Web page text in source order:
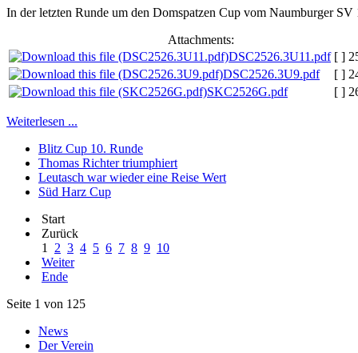
In der letzten Runde um den Domspatzen Cup vom Naumburger
Attachments:
DSC2526.3U11.pdf [ ]
DSC2526.3U9.pdf
[ ]
SKC2526G.pdf
[ ]
Weiterlesen ...
Blitz Cup 10. Runde
Thomas Richter triumphiert
Leutasch war wieder eine Reise Wert
Süd Harz Cup
Start
Zurück
1
2 3 4 5 6 7 8 9 10
Weiter
Ende
Seite 1 von 125
News
Der Verein